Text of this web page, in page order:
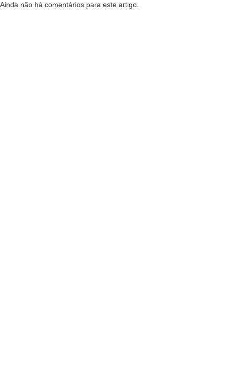
Ainda não há comentários para este artigo.